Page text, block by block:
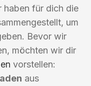
haben für dich die
um
Bevor wir
möchten wir dir
vorstellen:
aus